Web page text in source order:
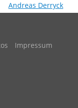
Andreas Derryck
Impressum